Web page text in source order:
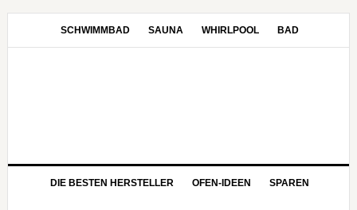
Hauptnavigation
springen
springen
Seitenspalte
springen
springen
SCHWIMMBAD SAUNA WHIRLPOOL BAD
DIE BESTEN HERSTELLER OFEN-IDEEN SPAREN